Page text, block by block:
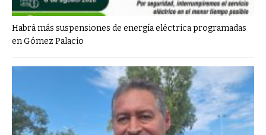
Habrá más suspensiones de energía eléctrica programadas
en Gómez Palacio